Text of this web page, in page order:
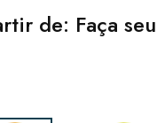
de: Faça